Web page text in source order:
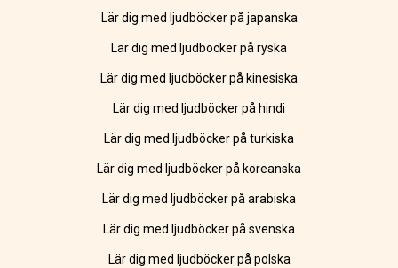
Lär dig med ljudböcker på japanska
Lär dig med ljudböcker på ryska
Lär dig med ljudböcker på kinesiska
Lär dig med ljudböcker på hindi
Lär dig med ljudböcker på turkiska
Lär dig med ljudböcker på koreanska
Lär dig med ljudböcker på arabiska
Lär dig med ljudböcker på svenska
Lär dig med ljudböcker på polska